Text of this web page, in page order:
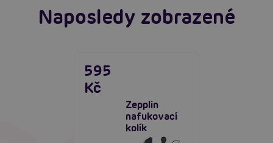
Naposledy zobrazené
Zepplin
nafukovací
kolík
595
Kč